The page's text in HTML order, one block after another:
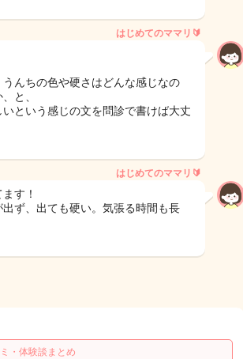
はじめてのママリ🔰
んちの色や硬さはどんな感じなの
と、
という感じの文を問診で書けば大丈
はじめてのママリ🔰
す！
ず、出ても硬い。気張る時間も長
・体験談まとめ